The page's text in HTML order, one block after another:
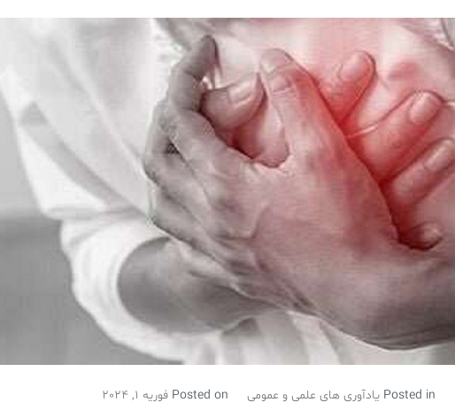
Posted in یادآوری های علمی و عمومی Posted on فوریه 1, 2024